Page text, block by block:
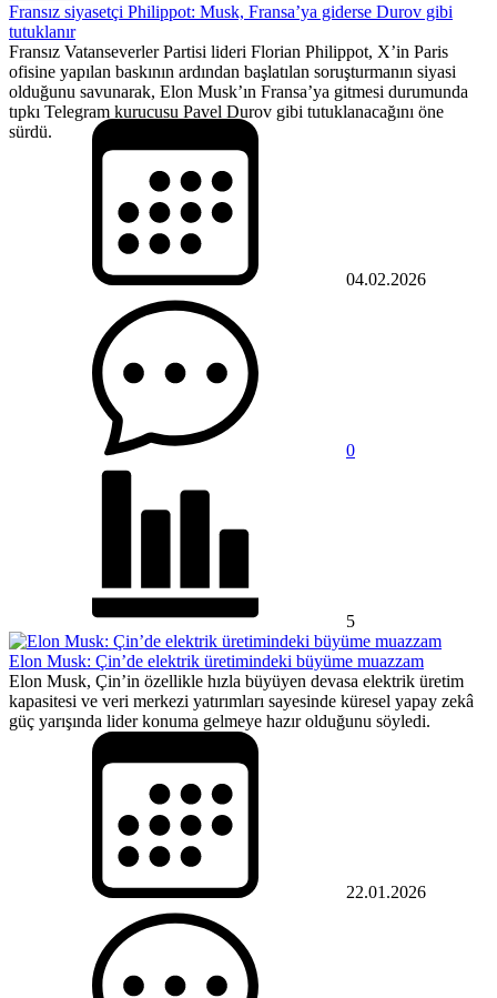
Fransız siyasetçi Philippot: Musk, Fransa’ya giderse Durov gibi
tutuklanır
Fransız Vatanseverler Partisi lideri Florian Philippot, X’in Paris
ofisine yapılan baskının ardından başlatılan soruşturmanın siyasi
olduğunu savunarak, Elon Musk’ın Fransa’ya gitmesi durumunda
tıpkı Telegram kurucusu Pavel Durov gibi tutuklanacağını öne
sürdü.
04.02.2026
0
5
Elon Musk: Çin’de elektrik üretimindeki büyüme muazzam
Elon Musk, Çin’in özellikle hızla büyüyen devasa elektrik üretim
kapasitesi ve veri merkezi yatırımları sayesinde küresel yapay zekâ
güç yarışında lider konuma gelmeye hazır olduğunu söyledi.
22.01.2026